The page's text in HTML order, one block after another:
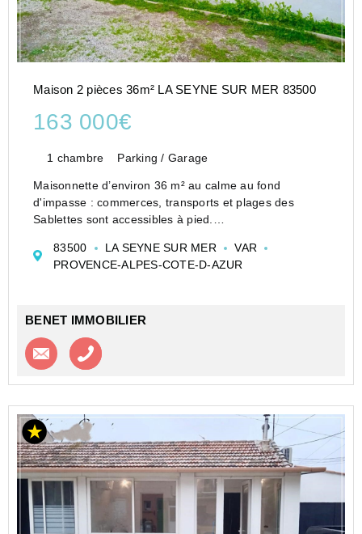
Maison 2 pièces 36m² LA SEYNE SUR MER 83500
163 000€
1 chambre Parking / Garage
Maisonnette d’environ 36 m² au calme au fond
d'impasse : commerces, transports et plages des
Sablettes sont accessibles à pied.
WC.
Pas de charges. Cave et parking
83500 LA SEYNE SUR MER
VAR
PROVENCE-ALPES-COTE-D-AZUR
BENET IMMOBILIER
Contacter l'agence